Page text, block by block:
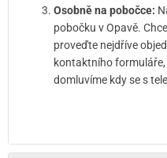
Osobně na pobočce:
pobočku v Opavě.
proveďte nejdříve
kontaktního
domluvíme kdy se s